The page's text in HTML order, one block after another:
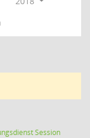
Session(Wird in